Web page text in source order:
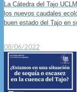
La Cátedra del Tajo
los nuevos caudales
buen estado del Tajo en
08/06/2022